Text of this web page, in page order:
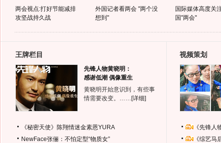
两会视点:打好节能减排
攻坚战持久战
外国记者看两会 "两个没
想到"
国际媒体高度关
国"两会"
王牌栏目
先锋人物黄晓明：
感谢低潮 偶像重生
黄晓明开始意识到，有些事
情需要改变。…… [详细]
《秘密天使》陈翔情迷金素恩YURA
NewFace张俪：不怕定型“物质女”
视频策划
《先锋
《综艺